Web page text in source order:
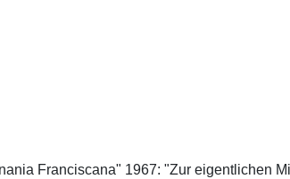
Franciscana" 1967: "Zur eigentlichen